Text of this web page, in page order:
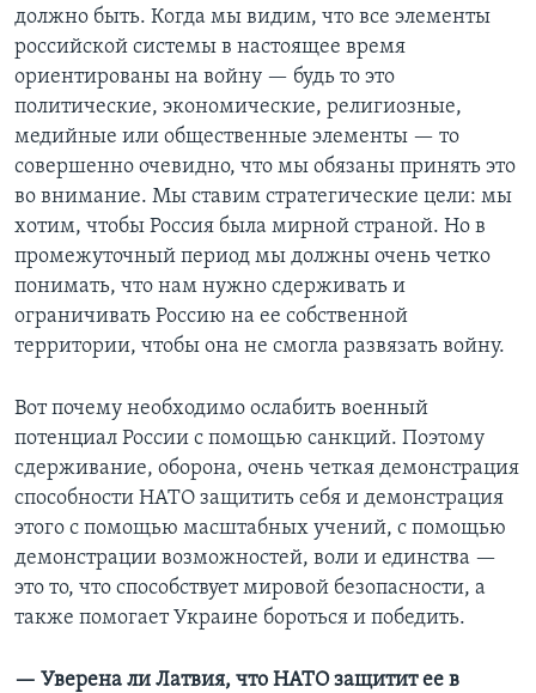
должно быть. Когда мы видим, что все элементы
российской системы в настоящее время
ориентированы на войну — будь то это
политические, экономические, религиозные,
медийные или общественные элементы — то
совершенно очевидно, что мы обязаны принять это
во внимание. Мы ставим стратегические цели: мы
хотим, чтобы Россия была мирной страной. Но в
промежуточный период мы должны очень четко
понимать, что нам нужно сдерживать и
ограничивать Россию на ее собственной
территории, чтобы она не смогла развязать войну.
Вот почему необходимо ослабить военный
потенциал России с помощью санкций. Поэтому
сдерживание, оборона, очень четкая демонстрация
способности НАТО защитить себя и демонстрация
этого с помощью масштабных учений, с помощью
демонстрации возможностей, воли и единства —
это то, что способствует мировой безопасности, а
также помогает Украине бороться и победить.
— Уверена ли Латвия, что НАТО защитит ее в